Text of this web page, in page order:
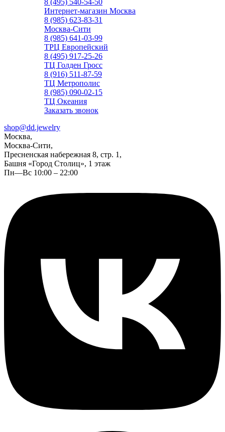
8 (495) 540-54-50
Интернет-магазин Москва
8 (985) 623-83-31
Москва-Сити
8 (985) 641-03-99
ТРЦ Европейский
8 (495) 917-25-26
ТЦ Голден Гросс
8 (916) 511-87-59
ТЦ Метрополис
8 (985) 090-02-15
ТЦ Океания
Заказать звонок
shop@dd.jewelry
Москва,
Москва-Сити,
Пресненская набережная 8, стр. 1,
Башня «Город Столиц», 1 этаж
Пн—Вс 10:00 – 22:00